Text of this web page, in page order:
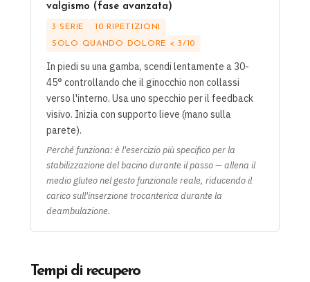
valgismo (fase avanzata)
3 SERIE
10 RIPETIZIONI
SOLO QUANDO DOLORE < 3/10
In piedi su una gamba, scendi lentamente a 30-
45° controllando che il ginocchio non collassi
verso l'interno. Usa uno specchio per il feedback
visivo. Inizia con supporto lieve (mano sulla
parete).
Perché funziona: è l'esercizio più specifico per la
stabilizzazione del bacino durante il passo — allena il
medio gluteo nel gesto funzionale reale, riducendo il
carico sull'inserzione trocanterica durante la
deambulazione.
Tempi di recupero